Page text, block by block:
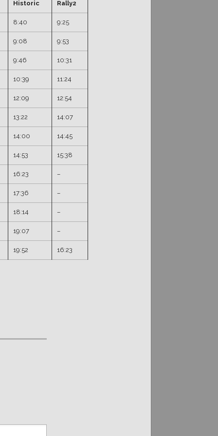
Historic Rally2
8:40 9:25
9:08 9:53
9:46 10:31
10:39 11:24
12:09 12:54
13:22 14:07
14:00 14:45
14:53 15:38
16:23 –
17:36 –
18:14 –
19:07 –
19:52 16:23